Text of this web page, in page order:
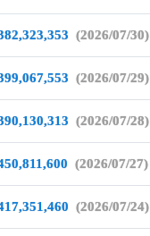
(2026/07/30)
(2026/07/29)
(2026/07/28)
(2026/07/27)
(2026/07/24)